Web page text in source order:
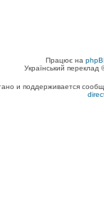
Працює на
Український
и поддерживается